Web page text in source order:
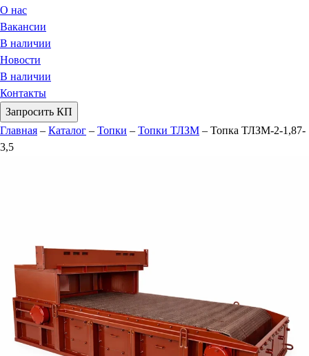
О нас
Вакансии
В наличии
Новости
В наличии
Контакты
Запросить КП
Главная – Каталог – Топки – Топки ТЛЗМ – Топка ТЛЗМ-2-1,87-
3,5